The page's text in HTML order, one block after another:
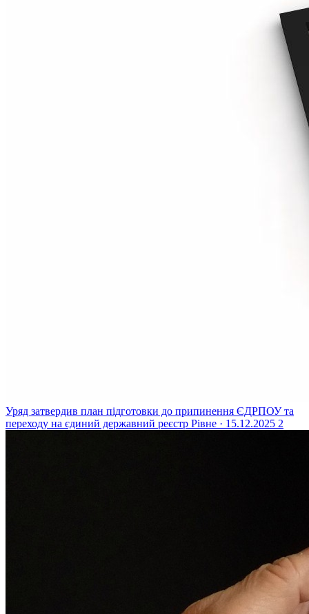
Уряд затвердив план підготовки до припинення ЄДРПОУ та
переходу на єдиний державний реєстр Рівне · 15.12.2025 2